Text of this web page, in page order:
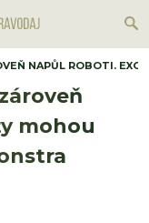
NAPŮL ROBOTI.
mohou